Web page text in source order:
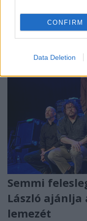
CONFIRM
Data Deletion
Semmi
László ajánlja
lemezét